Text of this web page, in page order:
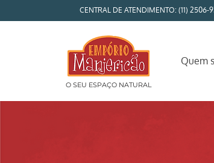
CENTRAL DE ATENDIMENTO: (11)
O SEU ESPAÇO NATURAL
Quem